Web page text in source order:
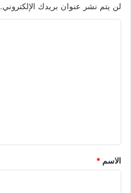
لن يتم نشر عنوان بريدك الإلكتروني.
*
الاسم *